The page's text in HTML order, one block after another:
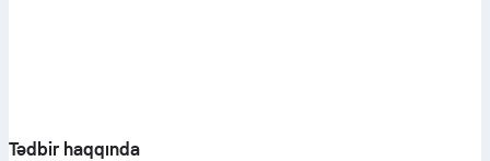
Tədbir haqqında